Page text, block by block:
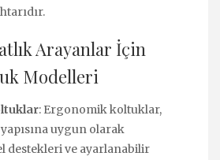
Arayanlar İçin
Modelleri
: Ergonomik koltuklar,
uygun olarak
destekleri ve ayarlanabilir